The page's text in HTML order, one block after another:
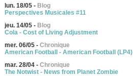
lun. 18/05 - Blog
Perspectives Musicales #11
jeu. 14/05 - Blog
Cola - Cost of Living Adjustment
mer. 06/05 - Chronique
American Football - American Football (LP4)
mar. 28/04 - Chronique
The Notwist - News from Planet Zombie